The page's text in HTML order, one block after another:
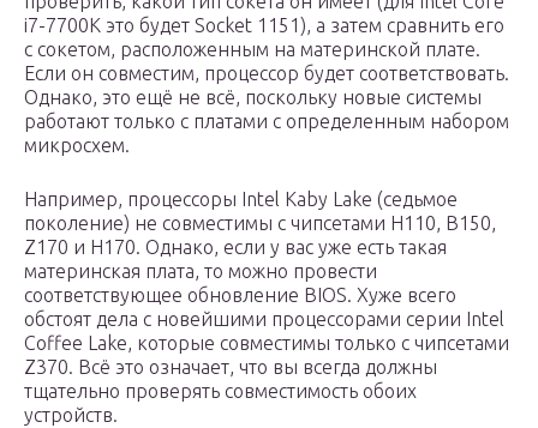
i7-7700K это будет Socket 1151), а затем сравнить его
с сокетом, расположенным на материнской плате.
Если он совместим, процессор будет соответствовать.
Однако, это ещё не всё, поскольку новые системы
работают только с платами с определенным набором
микросхем.
Например, процессоры Intel Kaby Lake (седьмое
поколение) не совместимы с чипсетами H110, B150,
Z170 и H170. Однако, если у вас уже есть такая
материнская плата, то можно провести
соответствующее обновление BIOS. Хуже всего
обстоят дела с новейшими процессорами серии Intel
Coffee Lake, которые совместимы только с чипсетами
Z370. Всё это означает, что вы всегда должны
тщательно проверять совместимость обоих
устройств.